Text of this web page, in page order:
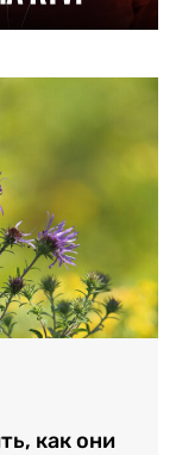
как они